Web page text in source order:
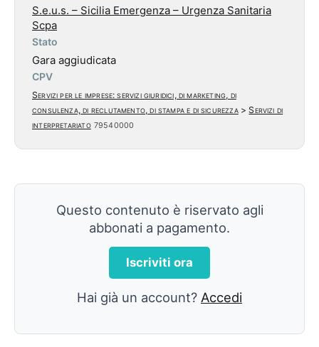
S.e.u.s. – Sicilia Emergenza – Urgenza Sanitaria
Scpa
Stato
Gara aggiudicata
CPV
Servizi per le imprese: servizi giuridici, di marketing, di
consulenza, di reclutamento, di stampa e di sicurezza> Servizi di
interpretariato 79540000
Questo contenuto è riservato agli
abbonati a pagamento.
Iscriviti ora
Hai già un account? Accedi